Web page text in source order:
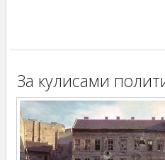
За кулисами